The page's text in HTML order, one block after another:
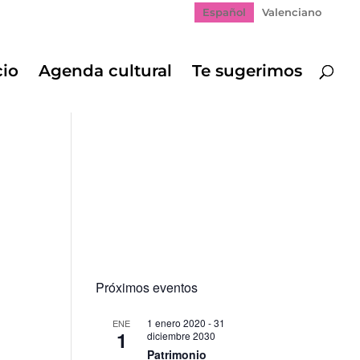
Español Valenciano
Agenda cultural Te sugerimos
Próximos eventos
ENE
1
1 enero 2020 -31
diciembre 2030
Patrimonio